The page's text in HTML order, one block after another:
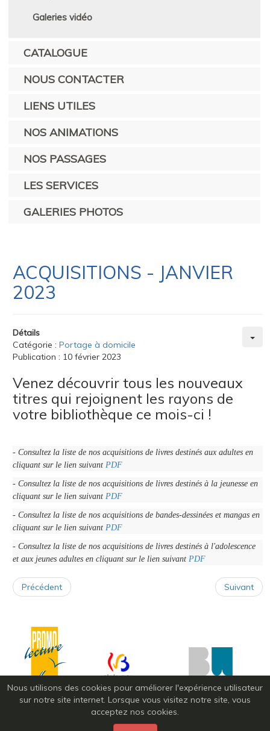
Galeries vidéo
CATALOGUE
NOUS CONTACTER
LIENS UTILES
NOS ANIMATIONS
NOS PASSAGES
LES SERVICES
GALERIES PHOTOS
ACQUISITIONS - JANVIER
2023
Détails
Catégorie : Portage à domicile
Publication : 10 février 2023
Venez découvrir tous les nouveaux
titres qui rejoignent les rayons de
votre bibliothèque ce mois-ci !
- Consultez la liste de nos acquisitions de livres destinés aux adultes en
cliquant sur le lien suivant PDF
- Consultez la liste de nos acquisitions de livres destinés à la jeunesse en
cliquant sur le lien suivant PDF
- Consultez la liste de nos acquisitions de bandes-dessinées et mangas en
cliquant sur le lien suivant PDF
- Consultez la liste de nos acquisitions de livres destinés à l'adolescence
et aux jeunes adultes en cliquant sur le lien suivant PDF
Précédent Suivant
Mentions Légales
Nous utilisons des cookies pour améliorer l'expérience utilisateur
sur notre site internet. Lorsque vous visitez notre site, vous
acceptez nos cookies.